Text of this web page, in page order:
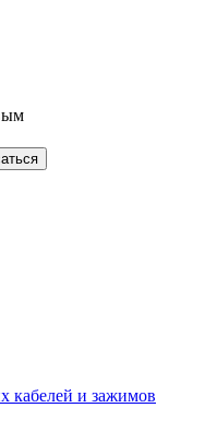
кабелей и зажимов